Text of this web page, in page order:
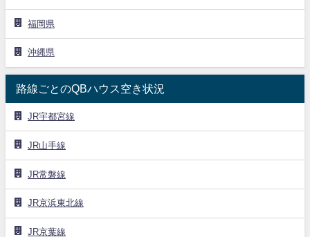
福岡県
沖縄県
路線ごとのQBハウス空き状況
JR宇都宮線
JR山手線
JR常磐線
JR京浜東北線
JR京葉線